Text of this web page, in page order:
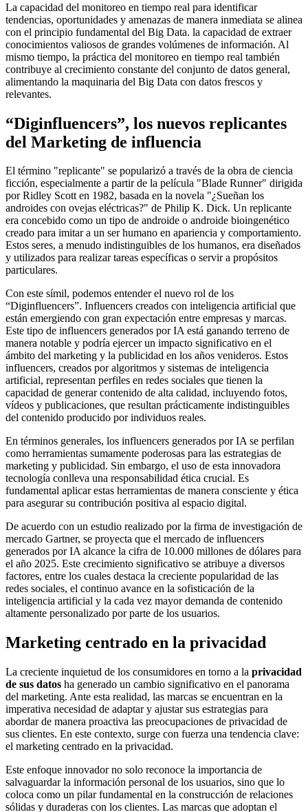
La capacidad del monitoreo en tiempo real para identificar
tendencias, oportunidades y amenazas de manera inmediata se alinea
con el principio fundamental del Big Data. la capacidad de extraer
conocimientos valiosos de grandes volúmenes de información. Al
mismo tiempo, la práctica del monitoreo en tiempo real también
contribuye al crecimiento constante del conjunto de datos general,
alimentando la maquinaria del Big Data con datos frescos y
relevantes.
“Diginfluencers”, los nuevos replicantes
del Marketing de influencia
El término "replicante" se popularizó a través de la obra de ciencia
ficción, especialmente a partir de la película "Blade Runner" dirigida
por Ridley Scott en 1982, basada en la novela "¿Sueñan los
androides con ovejas eléctricas?" de Philip K. Dick. Un replicante
era concebido como un tipo de androide o androide bioingenético
creado para imitar a un ser humano en apariencia y comportamiento.
Estos seres, a menudo indistinguibles de los humanos, era diseñados
y utilizados para realizar tareas específicas o servir a propósitos
particulares.
Con este símil, podemos entender el nuevo rol de los
“Diginfluencers”. Influencers creados con inteligencia artificial que
están emergiendo con gran expectación entre empresas y marcas.
Este tipo de influencers generados por IA está ganando terreno de
manera notable y podría ejercer un impacto significativo en el
ámbito del marketing y la publicidad en los años venideros. Estos
influencers, creados por algoritmos y sistemas de inteligencia
artificial, representan perfiles en redes sociales que tienen la
capacidad de generar contenido de alta calidad, incluyendo fotos,
vídeos y publicaciones, que resultan prácticamente indistinguibles
del contenido producido por individuos reales.
En términos generales, los influencers generados por IA se perfilan
como herramientas sumamente poderosas para las estrategias de
marketing y publicidad. Sin embargo, el uso de esta innovadora
tecnología conlleva una responsabilidad ética crucial. Es
fundamental aplicar estas herramientas de manera consciente y ética
para asegurar su contribución positiva al espacio digital.
De acuerdo con un estudio realizado por la firma de investigación de
mercado Gartner, se proyecta que el mercado de influencers
generados por IA alcance la cifra de 10.000 millones de dólares para
el año 2025. Este crecimiento significativo se atribuye a diversos
factores, entre los cuales destaca la creciente popularidad de las
redes sociales, el continuo avance en la sofisticación de la
inteligencia artificial y la cada vez mayor demanda de contenido
altamente personalizado por parte de los usuarios.
Marketing centrado en la privacidad
La creciente inquietud de los consumidores en torno a la privacidad
de sus datos ha generado un cambio significativo en el panorama
del marketing. Ante esta realidad, las marcas se encuentran en la
imperativa necesidad de adaptar y ajustar sus estrategias para
abordar de manera proactiva las preocupaciones de privacidad de
sus clientes. En este contexto, surge con fuerza una tendencia clave:
el marketing centrado en la privacidad.
Este enfoque innovador no solo reconoce la importancia de
salvaguardar la información personal de los usuarios, sino que lo
coloca como un pilar fundamental en la construcción de relaciones
sólidas y duraderas con los clientes. Las marcas que adoptan el